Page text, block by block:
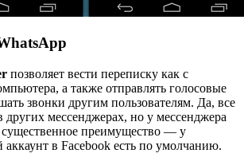
позволяет вести переписку как с
а также отправлять голосовые
звонки другим пользователям. Да, все
других мессенджерах, но у мессенджера
существенное преимущество — у
в Facebook есть по умолчанию.